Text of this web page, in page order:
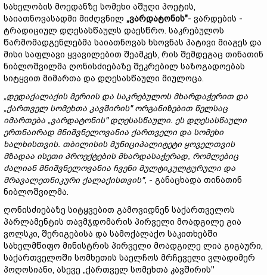
სახელობის მოედანზე სომეხი აშუღი პოეტის,
საიათნოვასადმი მიძღვნილ „ვარდატონის"- ვარდების -
ტრადიციულ დღესასწაულს დაესწრო. საკრებულოს
წარმომადგენლებმა საიათნოვას ხსოვნას პატივი მიაგეს და
მისი საფლავი ყვავილებით შეამკეს, რის შემდეგაც თინათინ
ნიბლოშვილმა ღონისძიებაზე შეკრებილ საზოგადოებას
სიტყვით მიმართა და დღესასწაული მიულოცა.
„დედაქალაქის მერიის და საკრებულოს მხარდაჭერით და
„ქართველ სომეხთა კავშირის" ორგანიზებით წელსაც
იმართება „ვარდატონის" დღესასწაული. ეს დღესასწაული
ერთნაირად მნიშვნელოვანია ქართველი და სომეხი
ხალხისთვის. თბილისის მუნიციპალიტეტი ყოველთვის
მზადაა ისეთი პროექტების მხარდასაჭერად, რომლებიც
ძალიან მნიშვნელოვანია ჩვენი მულტიკულტურული და
მრავალეთნიკური ქალაქისთვის", - განაცხადა თინათინ
ნიბლოშვილმა.
ღონისძიებაზე სიტყვებით გამოვიდნენ საქართველოს
პარლამენტის თავმჯდომარის პირველი მოადგილე გია
ვოლსკი, შერიგებისა და სამოქალაქო საკითხებში
სახელმწიფო მინისტრის პირველი მოადგილე ლია გიგაური,
საქართველოში სომხეთის საელჩოს მრჩეველი ვლადიმერ
პოღოსიანი, ასევე „ქართველ სომეხთა კავშირის''